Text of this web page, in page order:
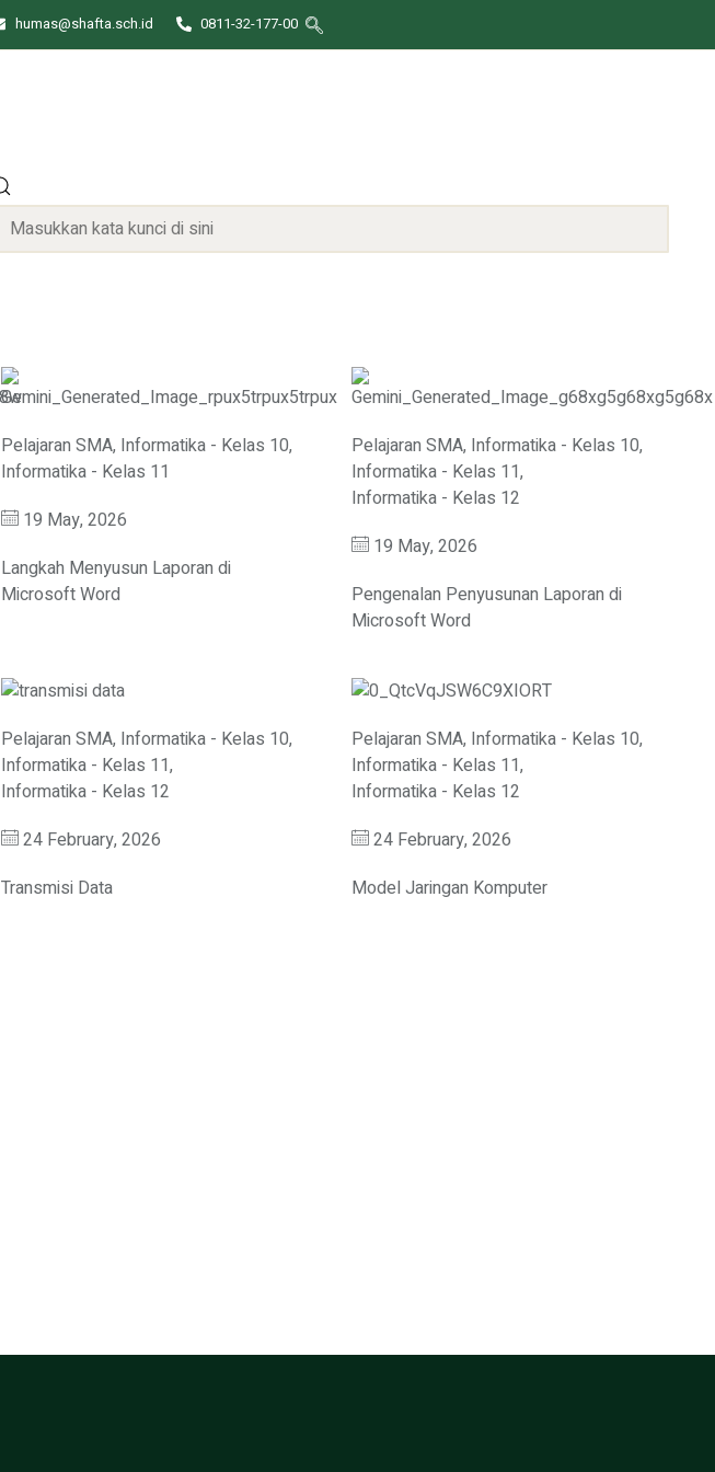
humas@shafta.sch.id 0811-32-177-00
Pelajaran SMA, Informatika - Kelas 10,
Informatika - Kelas 11
19 May, 2026
Langkah Menyusun Laporan di
Microsoft Word
Pelajaran SMA, Informatika - Kelas 10,
Informatika - Kelas 11,
Informatika - Kelas 12
19 May, 2026
Pengenalan Penyusunan Laporan di
Microsoft Word
Pelajaran SMA, Informatika - Kelas 10,
Informatika - Kelas 11,
Informatika - Kelas 12
24 February, 2026
Transmisi Data
Pelajaran SMA, Informatika - Kelas 10,
Informatika - Kelas 11,
Informatika - Kelas 12
24 February, 2026
Model Jaringan Komputer